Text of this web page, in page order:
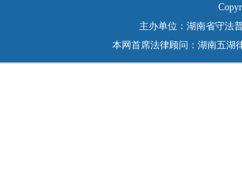
主办单位：湖南省守法
本网首席法律顾问：湖南五湖